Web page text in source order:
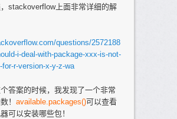
stackoverflow上面非常详细的解
questions/2572188
i-deal-with-package-xxx-is-not-
for-r-version-x-y-z-wa
答案的时候，我发现了一个非常
！ available.packages()可以查看
可以安装哪些包！